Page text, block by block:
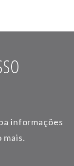
informações
mais.